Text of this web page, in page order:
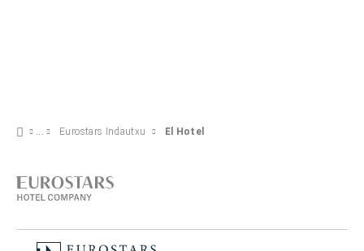
Eurostars Indautxu El Hotel